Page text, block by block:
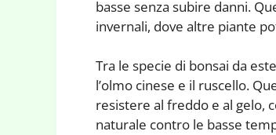
basse senza subire danni.
invernali, dove altre piante
Tra le specie di bonsai da
l’olmo cinese e il ruscello.
resistere al freddo e al gelo,
naturale contro le basse